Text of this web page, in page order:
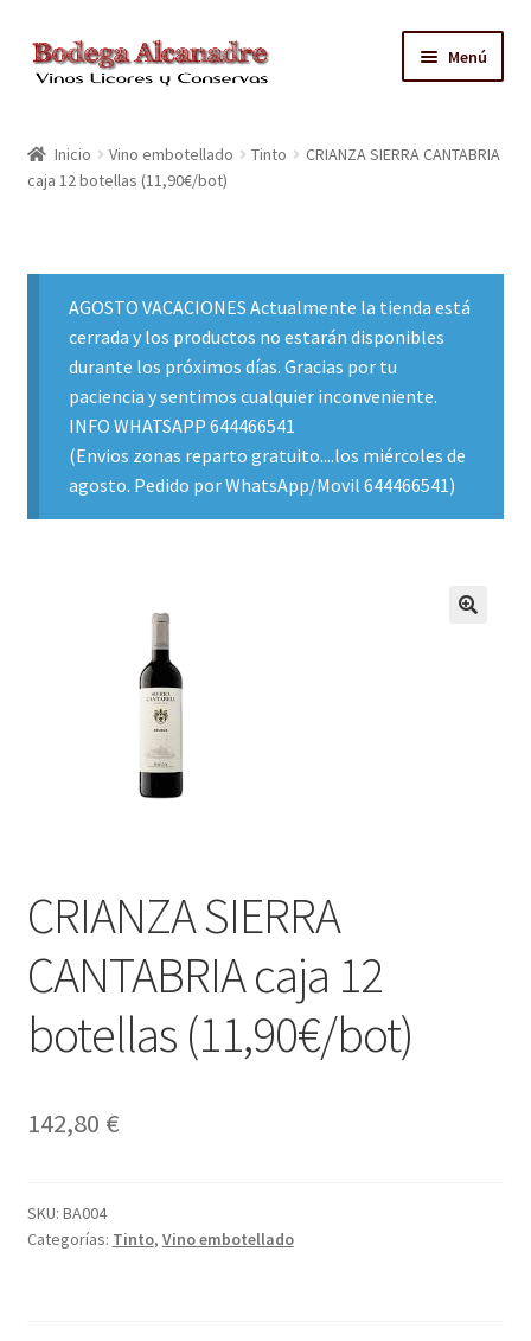
Ir
Ir
al
Menú
VINO EMBOTELLADO
ACEITE
CONTACTO
ZONAS REPARTO GRATUITO Y CONDICIONES
Inicio Vino embotellado Tinto
CRIANZA SIERRA CANTABRIA
caja 12 botellas (11,90€/bot)
AGOSTO VACACIONES Actualmente la tienda está
cerrada y los productos no estarán disponibles
durante los próximos días. Gracias por tu
paciencia y sentimos cualquier inconveniente.
INFO WHATSAPP 644466541
(Envios zonas reparto gratuito....los miércoles de
agosto. Pedido por WhatsApp/Movil 644466541)
CRIANZA SIERRA
CANTABRIA caja 12
botellas (11,90€/bot)
142,80 €
SKU: BA004
Categorías: Tinto, Vino embotellado